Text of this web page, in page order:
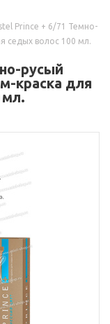
Prince + 6/71 Темно-
седых волос 100 мл.
русый
краска для
мл.